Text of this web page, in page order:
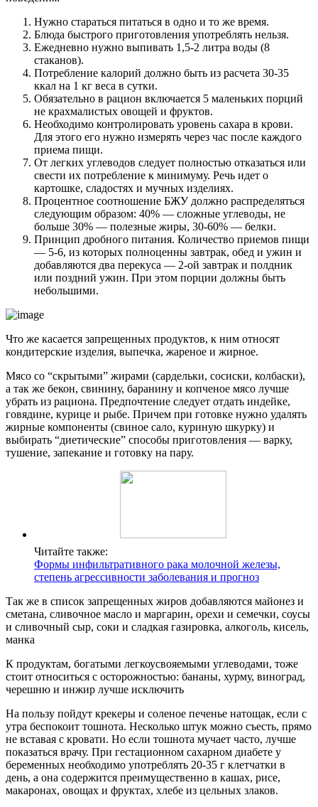
Нужно стараться питаться в одно и то же время.
Блюда быстрого приготовления употреблять нельзя.
Ежедневно нужно выпивать 1,5-2 литра воды (8
стаканов).
Потребление калорий должно быть из расчета 30-35
ккал на 1 кг веса в сутки.
Обязательно в рацион включается 5 маленьких порций
не крахмалистых овощей и фруктов.
Необходимо контролировать уровень сахара в крови.
Для этого его нужно измерять через час после каждого
приема пищи.
От легких углеводов следует полностью отказаться или
свести их потребление к минимуму. Речь идет о
картошке, сладостях и мучных изделиях.
Процентное соотношение БЖУ должно распределяться
следующим образом: 40% — сложные углеводы, не
больше 30% — полезные жиры, 30-60% — белки.
Принцип дробного питания. Количество приемов пищи
— 5-6, из которых полноценны завтрак, обед и ужин и
добавляются два перекуса — 2-ой завтрак и полдник
или поздний ужин. При этом порции должны быть
небольшими.
Что же касается запрещенных продуктов, к ним относят
кондитерские изделия, выпечка, жареное и жирное.
Мясо со “скрытыми” жирами (сардельки, сосиски, колбаски),
а так же бекон, свинину, баранину и копченое мясо лучше
убрать из рациона. Предпочтение следует отдать индейке,
говядине, курице и рыбе. Причем при готовке нужно удалять
жирные компоненты (свиное сало, куриную шкурку) и
выбирать “диетические” способы приготовления — варку,
тушение, запекание и готовку на пару.
Читайте также:
Формы инфильтративного рака молочной железы,
степень агрессивности заболевания и прогноз
Так же в список запрещенных жиров добавляются майонез и
сметана, сливочное масло и маргарин, орехи и семечки, соусы
и сливочный сыр, соки и сладкая газировка, алкоголь, кисель,
манка
К продуктам, богатыми легкоусвояемыми углеводами, тоже
стоит относиться с осторожностью: бананы, хурму, виноград,
черешню и инжир лучше исключить
На пользу пойдут крекеры и соленое печенье натощак, если с
утра беспокоит тошнота. Несколько штук можно съесть, прямо
не вставая с кровати. Но если тошнота мучает часто, лучше
показаться врачу. При гестационном сахарном диабете у
беременных необходимо употреблять 20-35 г клетчатки в
день, а она содержится преимущественно в кашах, рисе,
макаронах, овощах и фруктах, хлебе из цельных злаков.